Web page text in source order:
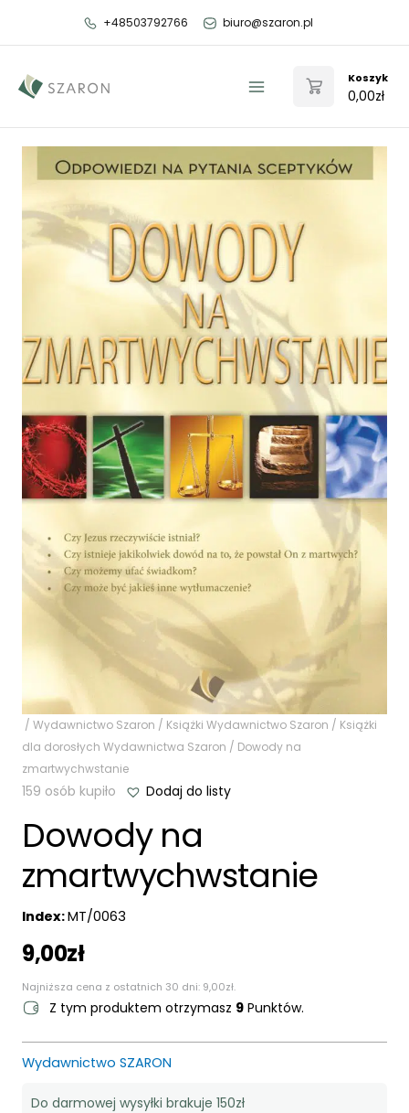
+48503792766 biuro@szaron.pl
Menu
Koszyk
0,00zł
/ Wydawnictwo Szaron / Książki Wydawnictwo Szaron / Książki
dla dorosłych Wydawnictwa Szaron / Dowody na
zmartwychwstanie
159 osób kupiło Dodaj do listy
Dowody na
zmartwychwstanie
Index:MT/0063
9,00zł
Najniższa cena z ostatnich 30 dni: 9,00zł.
Z tym produktem otrzymasz 9 Punktów.
Wydawnictwo SZARON
Do darmowej wysyłki brakuje 150zł